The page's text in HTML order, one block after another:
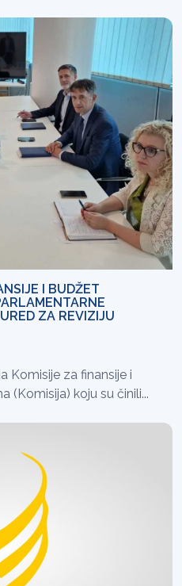
I BUDŽET
ZA REVIZIJU
Komisije za finansije i
(Komisija) koju su činili...